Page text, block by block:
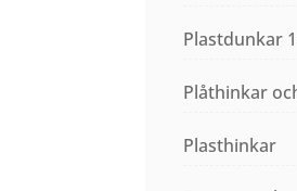
Plastdunkar
Plåthinkar
Plasthinkar